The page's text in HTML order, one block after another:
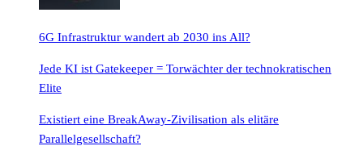
6G Infrastruktur wandert ab 2030 ins All?
Jede KI ist Gatekeeper = Torwächter der technokratischen
Elite
Existiert eine BreakAway-Zivilisation als elitäre
Parallelgesellschaft?